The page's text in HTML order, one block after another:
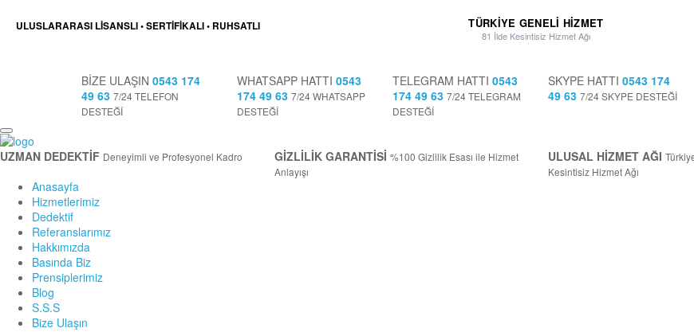
ULUSLARARASI LİSANSLI • SERTİFİKALI • RUHSATLI TÜRKİYE GENELİ HİZMET
81 İlde Kesintisiz Hizmet Ağı
BİZE ULAŞIN 0543 174
49 63 7/24 TELEFON
DESTEĞİ
WHATSAPP HATTI 0543
174 49 63 7/24 WHATSAPP
DESTEĞİ
TELEGRAM HATTI 0543
174 49 63 7/24 TELEGRAM
DESTEĞİ
SKYPE HATTI 0543 174
49 63 7/24 SKYPE DESTEĞİ
UZMAN DEDEKTİF Deneyimli ve Profesyonel Kadro GİZLİLİK GARANTİSİ %100 Gizlilik Esası ile Hizmet
Anlayışı
ULUSAL HİZMET AĞI
Kesintisiz Hizmet Ağı
Anasayfa
Hizmetlerimiz
Dedektif
Referanslarımız
Hakkımızda
Basında Biz
Prensiplerimiz
Blog
S.S.S
Bize Ulaşın